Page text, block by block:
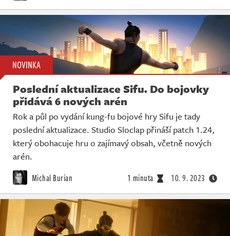
NOVINKA
Poslední aktualizace Sifu. Do bojovky
přidává 6 nových arén
Rok a půl po vydání kung-fu bojové hry Sifu je tady
poslední aktualizace. Studio Sloclap přináší patch 1.24,
který obohacuje hru o zajímavý obsah, včetně nových
arén.
Michal Burian 1 minuta 10. 9. 2023